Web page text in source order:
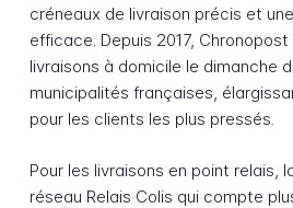
créneaux de livraison précis et
efficace. Depuis 2017,
livraisons à domicile le dimanche
municipalités françaises,
pour les clients les plus pressés.
Pour les livraisons en point relais,
réseau Relais Colis qui compte